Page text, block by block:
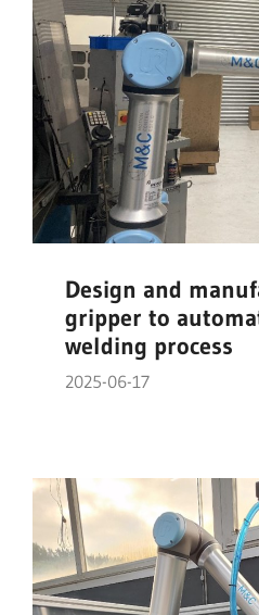
Design and
gripper to
welding process
2025-06-17